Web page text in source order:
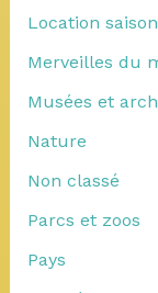
Location
Merveilles du
Musées et
Nature
Non classé
Parcs et zoos
Pays